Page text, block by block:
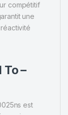
compétitif
une
To –
est